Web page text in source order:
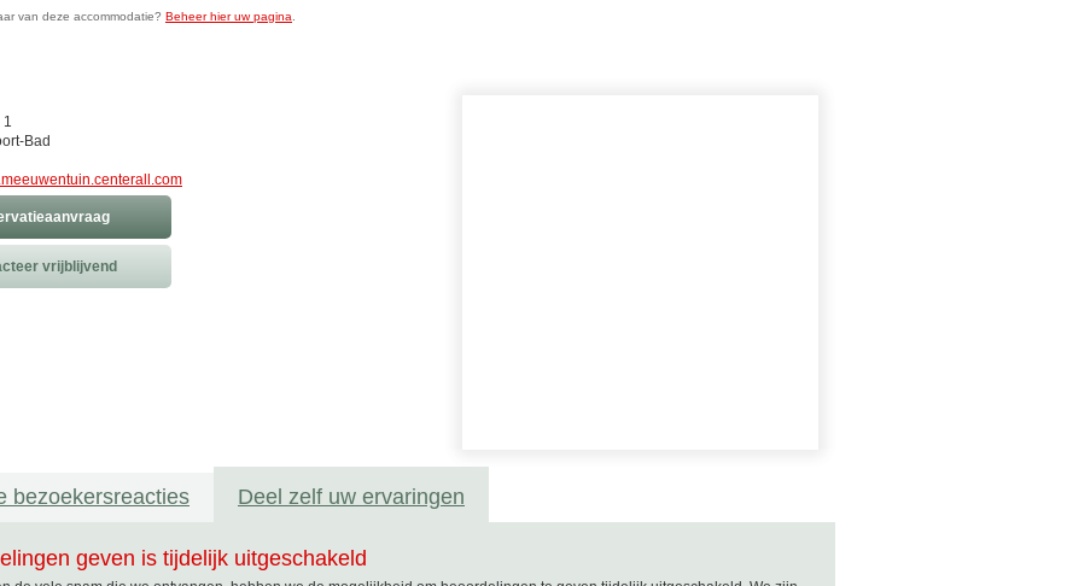
van deze accommodatie? Beheer hier uw pagina
1
Bad
vrijblijvend
bezoekersreacties Deel zelf uw ervaringen
geven is tijdelijk uitgeschakeld